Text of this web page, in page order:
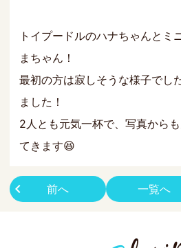
トイプードルのハナちゃんとミ
まちゃん！
最初の方は寂しそうな様子でし
ました！
2人とも元気一杯で、写真から
てきます😆
前へ 一覧へ